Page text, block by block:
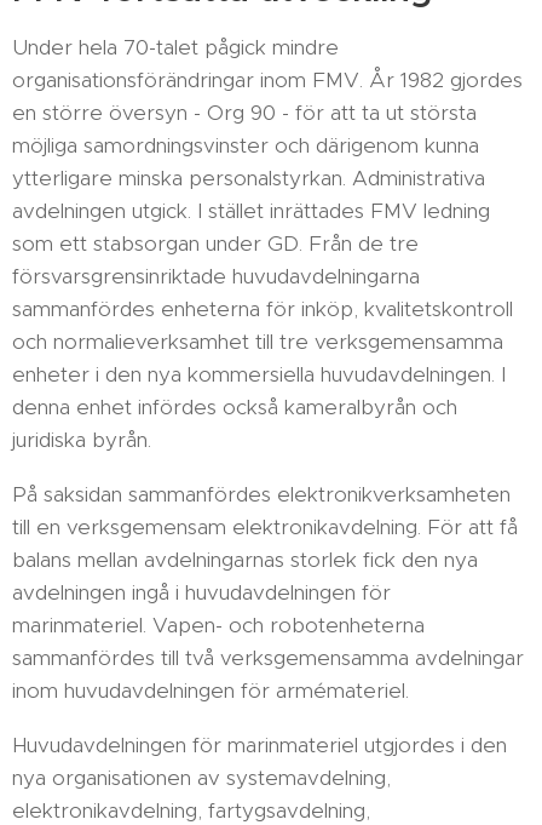
Under hela 70-talet pågick mindre
organisationsförändringar inom FMV. År 1982 gjordes
en större översyn - Org 90 - för att ta ut största
möjliga samordningsvinster och därigenom kunna
ytterligare minska personalstyrkan. Administrativa
avdelningen utgick. I stället inrättades FMV ledning
som ett stabsorgan under GD. Från de tre
försvarsgrensinriktade huvudavdelningarna
sammanfördes enheterna för inköp, kvalitetskontroll
och normalieverksamhet till tre verksgemensamma
enheter i den nya kommersiella huvudavdelningen. I
denna enhet infördes också kameralbyrån och
juridiska byrån.
På saksidan sammanfördes elektronikverksamheten
till en verksgemensam elektronikavdelning. För att få
balans mellan avdelningarnas storlek fick den nya
avdelningen ingå i huvudavdelningen för
marinmateriel. Vapen- och robotenheterna
sammanfördes till två verksgemensamma avdelningar
inom huvudavdelningen för armémateriel.
Huvudavdelningen för marinmateriel utgjordes i den
nya organisationen av systemavdelning,
elektronikavdelning, fartygsavdelning,